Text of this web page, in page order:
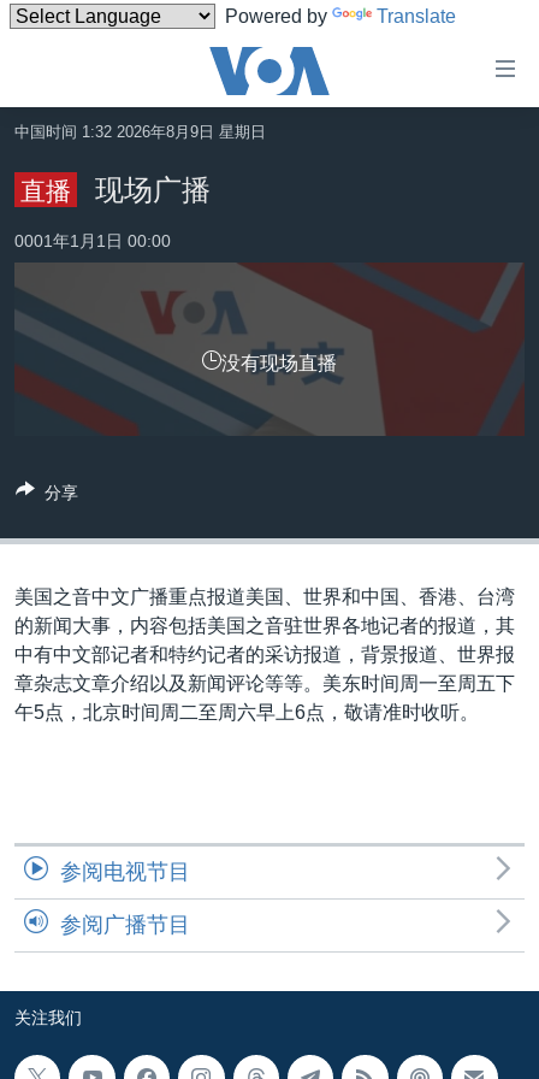
Powered by Translate
碍
链
接
跳
转
到
航
检
索
美国
中国
台湾
港澳
国际
最新国际新闻
中东
欧洲
非洲
美洲
全球议题
分类新闻
人权·法律·宗教
科教·文娱·体健
军事
劳工
环境
热点专题
白宫要闻
国会报道
美中关系
美国建国250周年
埃博拉疫情
台海两岸关系
南中国海争端
关注西藏
GEN Z 看美国
VOA视频
VOA今日焦点
中文广播
关注我们
其他语言网站
中国时间 1:32 2026年8月9日 星期日
直播 现场广播
0001年1月1日 00:00
没有现场直播
分享
美国之音中文广播重点报道美国、世界和中国、香港、台湾
的新闻大事，内容包括美国之音驻世界各地记者的报道，其
中有中文部记者和特约记者的采访报道，背景报道、世界报
章杂志文章介绍以及新闻评论等等。美东时间周一至周五下
午5点，北京时间周二至周六早上6点，敬请准时收听。
参阅电视节目
参阅广播节目
关注我们